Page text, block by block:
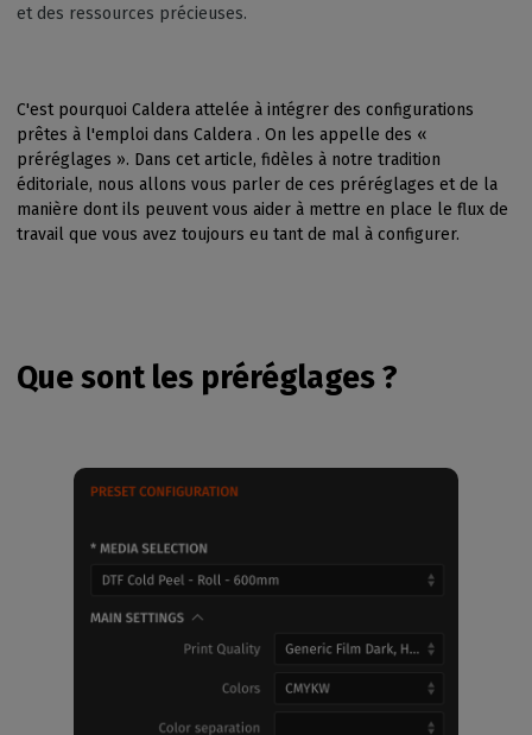
et des ressources précieuses.
C'est pourquoi Caldera attelée à intégrer des configurations
prêtes à l'emploi dans Caldera . On les appelle des «
préréglages ». Dans cet article, fidèles à notre tradition
éditoriale, nous allons vous parler de ces préréglages et de la
manière dont ils peuvent vous aider à mettre en place le flux de
travail que vous avez toujours eu tant de mal à configurer.
Que sont les préréglages ?